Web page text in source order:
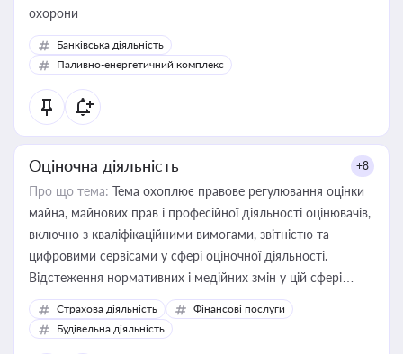
охорони
Банківська діяльність
Паливно-енергетичний комплекс
Оціночна діяльність +8
Про що тема: Тема охоплює правове регулювання оцінки
майна, майнових прав і професійної діяльності оцінювачів,
включно з кваліфікаційними вимогами, звітністю та
цифровими сервісами у сфері оціночної діяльності.
Відстеження нормативних і медійних змін у цій сфері
корисне для власника бізнесу, керівника, юриста або
бухгалтера під час оподаткування, приватизації, оренди
державного майна, корпоративних угод і перевірки
Страхова діяльність
Фінансові послуги
Будівельна діяльність